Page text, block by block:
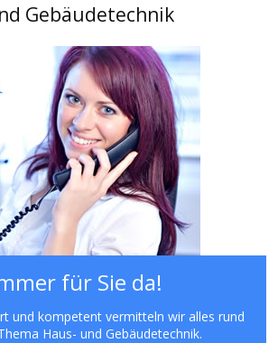
Gebäudetechnik
für Sie da!
und kompetent vermitteln wir alles rund
Haus- und Gebäudetechnik.